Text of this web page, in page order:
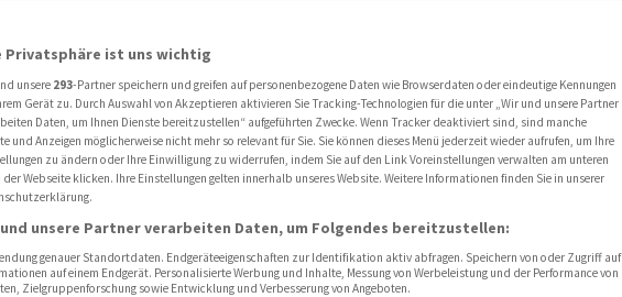
- Weniger E-Auto-Schwung
-
Privatsphäre ist uns wichtig
unsere 293-Partner speichern und greifen auf personenbezogene Daten wie Browserdaten oder eindeutige Kennungen
Gerät zu. Durch Auswahl von Akzeptieren aktivieren Sie Tracking-Technologien für die unter „Wir und unsere Partner
Daten, um Ihnen Dienste bereitzustellen“ aufgeführten Zwecke. Wenn Tracker deaktiviert sind, sind manche
und Anzeigen möglicherweise nicht mehr so relevant für Sie. Sie können dieses Menü jederzeit wieder aufrufen, um Ihre
zu ändern oder Ihre Einwilligung zu widerrufen, indem Sie auf den Link Voreinstellungen verwalten am unteren
der Webseite klicken. Ihre Einstellungen gelten innerhalb unseres Website. Weitere Informationen finden Sie in unserer
unsere Partner verarbeiten Daten, um Folgendes bereitzustellen:
genauer Standortdaten. Endgeräteeigenschaften zur Identifikation aktiv abfragen. Speichern von oder Zugriff auf
auf einem Endgerät. Personalisierte Werbung und Inhalte, Messung von Werbeleistung und der Performance von
Zielgruppenforschung sowie Entwicklung und Verbesserung von Angeboten.